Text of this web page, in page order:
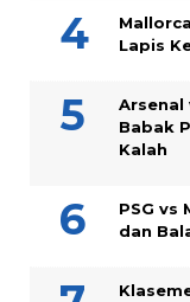
Lapis
Arsenal
Babak
Kalah
PSG vs
dan